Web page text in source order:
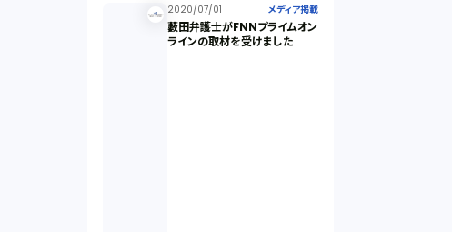
2020/07/01 メディア掲載
藪田弁護士がFNNプライムオン
ラインの取材を受けました